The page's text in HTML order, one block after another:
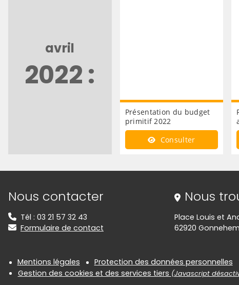
avril
2022 :
Présentation du budget
primitif 2022
Consulter
Informations de contact
Nous contacter
Tél : 03 21 57 32 43
Formulaire de contact
Nous
Place Louis et
62920 Gonnehem
Informations
Mentions légales
Protection des données personnelles
Gestion des cookies et des services tiers (Javascript